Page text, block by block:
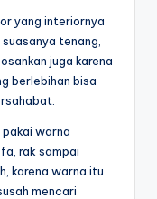
yang interiornya
tenang,
juga karena
berlebihan bisa
warna
rak sampai
karena warna itu
mencari